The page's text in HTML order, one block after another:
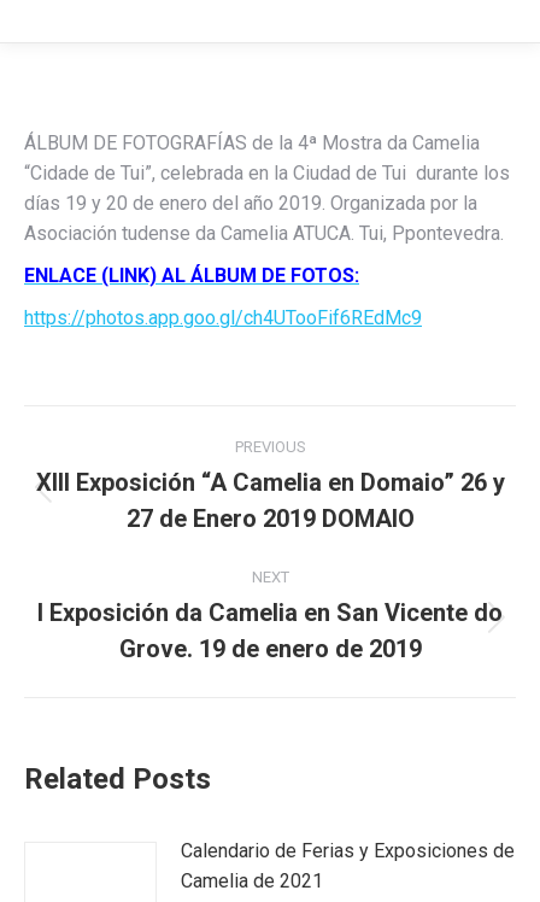
ÁLBUM DE FOTOGRAFÍAS de la 4ª Mostra da Camelia
“Cidade de Tui”, celebrada en la Ciudad de Tui durante los
días 19 y 20 de enero del año 2019. Organizada por la
Asociación tudense da Camelia ATUCA. Tui, Ppontevedra.
ENLACE (LINK) AL ÁLBUM DE FOTOS:
https://photos.app.goo.gl/ch4UTooFif6REdMc9
navigation
PREVIOUS
post:
XIII Exposición “A Camelia en Domaio” 26 y
27 de Enero 2019 DOMAIO
NEXT
post:
I Exposición da Camelia en San Vicente do
Grove. 19 de enero de 2019
Related Posts
Calendario de Ferias y Exposiciones de
Camelia de 2021